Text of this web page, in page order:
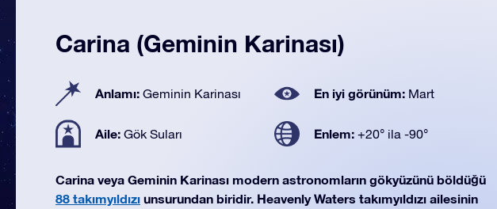
Carina (Geminin Karinası)
Anlamı: Geminin Karinası En iyi görünüm: Mart
Aile: Gök Suları Enlem: +20° ila -90°
Carina veya Geminin Karinası modern astronomların gökyüzünü böldüğü
88 takımyıldızı unsurundan biridir. Heavenly Waters takımyıldızı ailesinin